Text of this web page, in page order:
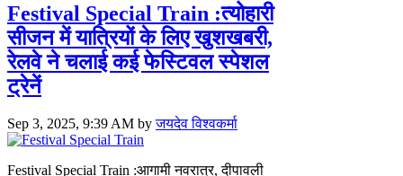
Festival Special Train :त्योहारी
सीजन में यात्रियों के लिए खुशखबरी,
रेलवे ने चलाई कई फेस्टिवल स्पेशल
ट्रेनें
Sep 3, 2025, 9:39 AM byजयदेव विश्वकर्मा
Festival Special Train :आगामी नवरात्र, दीपावली